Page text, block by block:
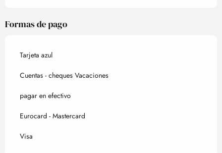
Formas de pago
Tarjeta azul
Cuentas - cheques Vacaciones
pagar en efectivo
Eurocard - Mastercard
Visa